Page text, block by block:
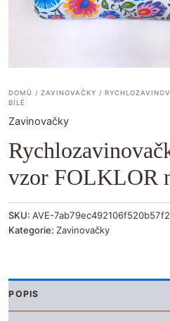
DOMŮ /ZAVINOVAČKY /
BÍLÉ
Zavinovačky
vzor FOLKLOR
SKU:AVE-
Kategorie:Zavinovačky
POPIS